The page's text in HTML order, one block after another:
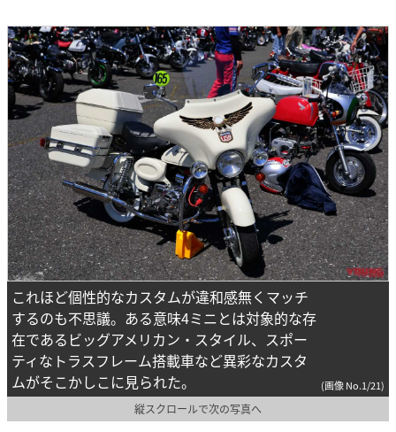
これほど個性的なカスタムが違和感無くマッチ
するのも不思議。ある意味4ミニとは対象的な存
在であるビッグアメリカン・スタイル、スポー
ティなトラスフレーム搭載車など異彩なカスタ
ムがそこかしこに見られた。
(画像 No.1/21)
縦スクロールで次の写真へ